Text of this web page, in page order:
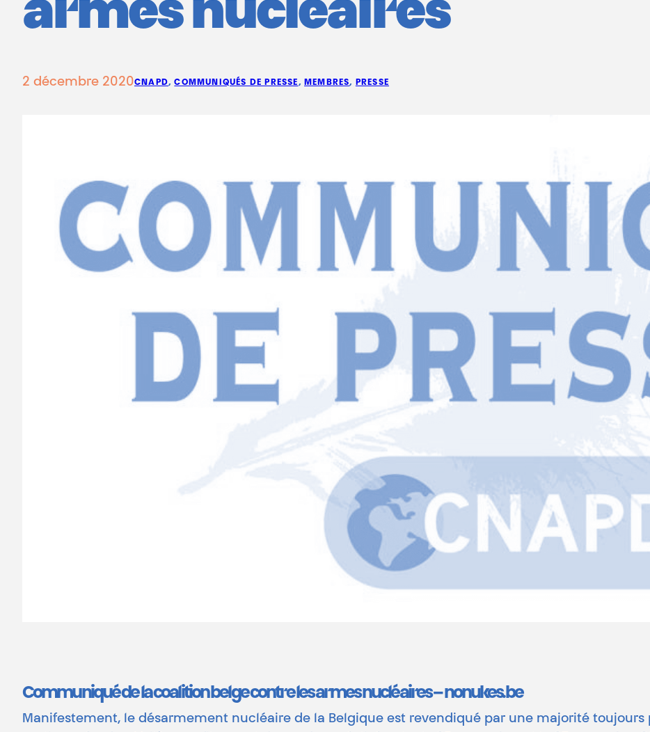
armes nucléaires
2 décembre 2020CNAPD, COMMUNIQUÉS DE PRESSE, MEMBRES, PRESSE
Communiqué de la coalition belge contre les armes nucléaires – nonukes.be
Manifestement, le désarmement nucléaire de la Belgique est revendiqué par une majorité toujours